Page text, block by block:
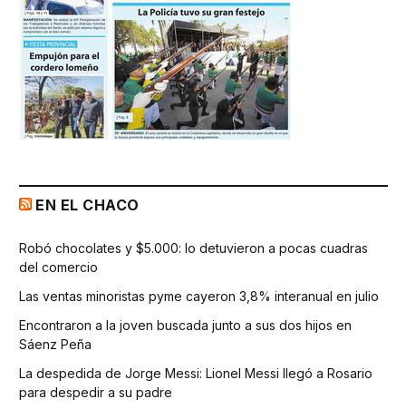
EN EL CHACO
Robó chocolates y $5.000: lo detuvieron a pocas cuadras
del comercio
Las ventas minoristas pyme cayeron 3,8% interanual en julio
Encontraron a la joven buscada junto a sus dos hijos en
Sáenz Peña
La despedida de Jorge Messi: Lionel Messi llegó a Rosario
para despedir a su padre